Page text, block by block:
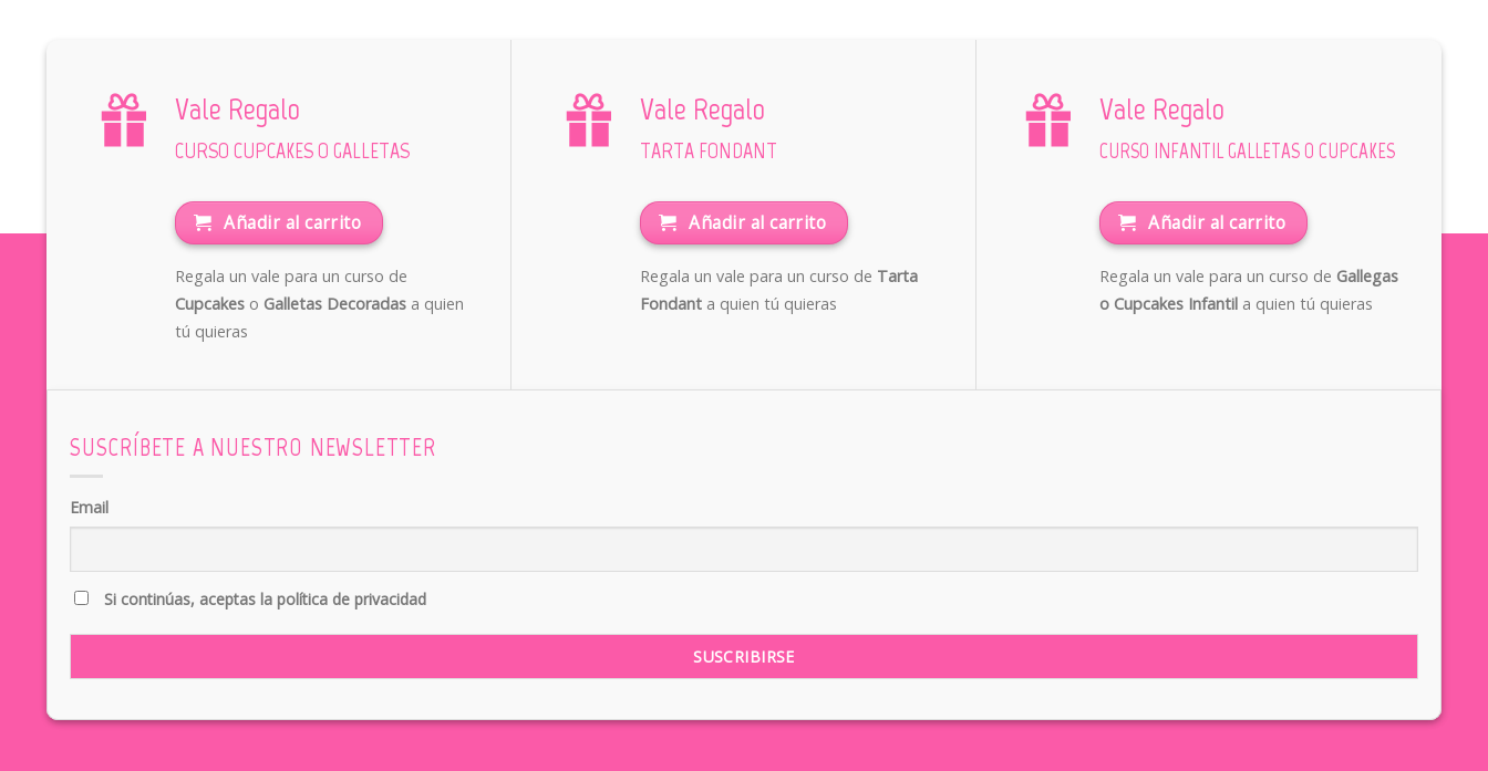
Vale Regalo
CURSO CUPCAKES O GALLETAS
Añadir al carrito
Regala un vale para un curso de
Cupcakes o Galletas Decoradas a quien
tú quieras
Vale Regalo
TARTA FONDANT
Añadir al carrito
Regala un vale para un curso de Tarta
Fondant a quien tú quieras
Vale Regalo
CURSO INFANTIL GALLETAS O CUPCAKES
Añadir al carrito
Regala un vale para un curso de Gallegas
o Cupcakes Infantil a quien tú quieras
SUSCRÍBETE A NUESTRO NEWSLETTER
Email
Si continúas, aceptas la política de privacidad